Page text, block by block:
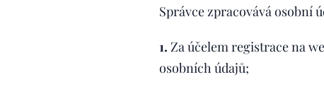
Správce zpracovává osobní
1. Za účelem registrace na
osobních údajů;